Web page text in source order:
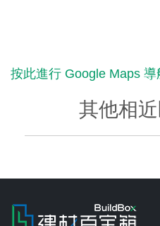
按此進行 Google Maps 導
其他相